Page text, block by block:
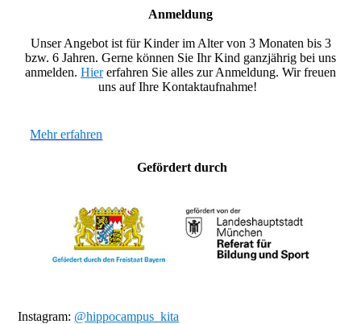
Anmeldung
Unser Angebot ist für Kinder im Alter von 3 Monaten bis 3
bzw. 6 Jahren. Gerne können Sie Ihr Kind ganzjährig bei uns
anmelden. Hiererfahren Sie alles zur Anmeldung. Wir freuen
uns auf Ihre Kontaktaufnahme!
Mehr erfahren
Gefördert durch
Instagram: @hippocampus_kita